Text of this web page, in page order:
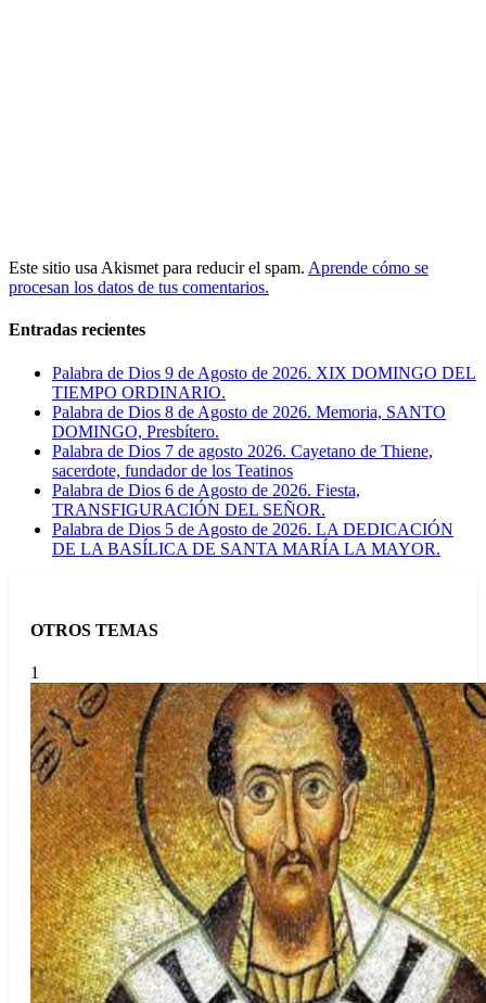
Este sitio usa Akismet para reducir el spam. Aprende cómo se
procesan los datos de tus comentarios.
Entradas recientes
Palabra de Dios 9 de Agosto de 2026. XIX DOMINGO DEL
TIEMPO ORDINARIO.
Palabra de Dios 8 de Agosto de 2026. Memoria, SANTO
DOMINGO, Presbítero.
Palabra de Dios 7 de agosto 2026. Cayetano de Thiene,
sacerdote, fundador de los Teatinos
Palabra de Dios 6 de Agosto de 2026. Fiesta,
TRANSFIGURACIÓN DEL SEÑOR.
Palabra de Dios 5 de Agosto de 2026. LA DEDICACIÓN
DE LA BASÍLICA DE SANTA MARÍA LA MAYOR.
OTROS TEMAS
1